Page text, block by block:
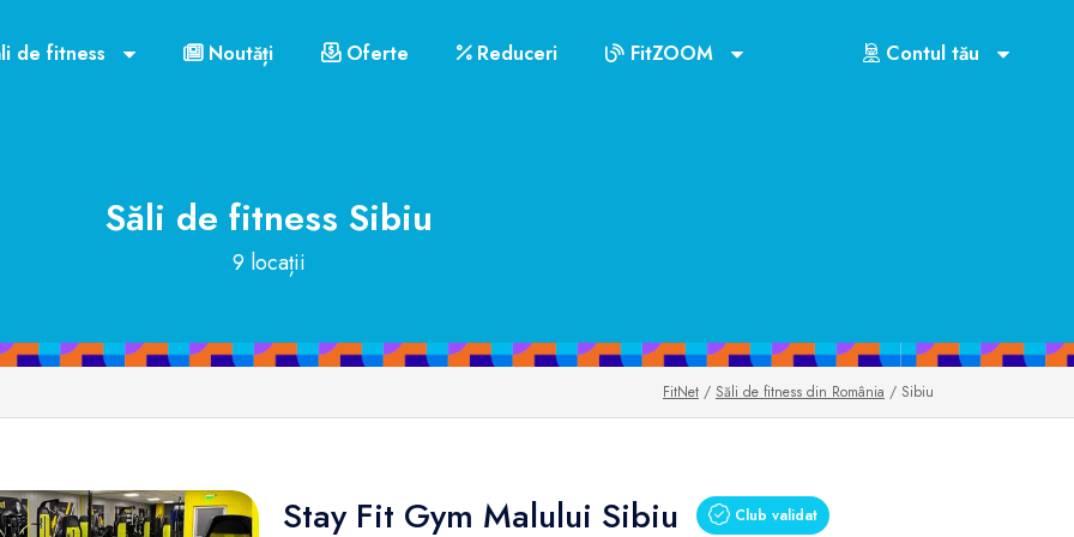
de fitness Noutăți Oferte Reduceri FitZOOM Contul tău
Săli de fitness Sibiu
9 locații
FitNet / Săli de fitness din România / Sibiu
Stay Fit Gym Malului Sibiu Club validat